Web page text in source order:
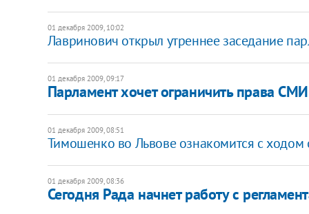
01 декабря 2009, 10:02
Лавринович открыл утреннее заседание
01 декабря 2009, 09:17
Парламент хочет ограничить права
01 декабря 2009, 08:51
Тимошенко во Львове ознакомится с ходом
01 декабря 2009, 08:36
Сегодня Рада начнет работу с